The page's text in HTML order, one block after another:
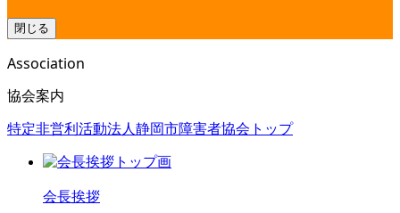
閉じる
Association
協会案内
特定非営利活動法人静岡市障害者協会トップ
会長挨拶